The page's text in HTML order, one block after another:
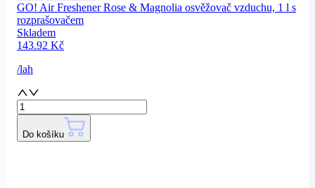
GO! Air Freshener Rose & Magnolia osvěžovač vzduchu, 1 l s
rozprašovačem
Skladem
143.92 Kč
/lah
Do košíku